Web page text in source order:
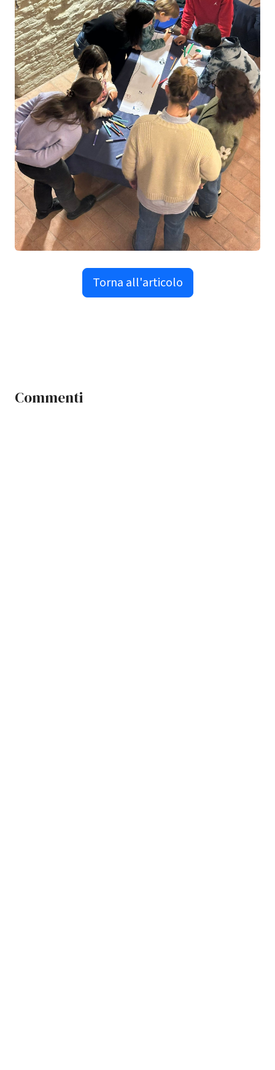
Torna all'articolo
Commenti